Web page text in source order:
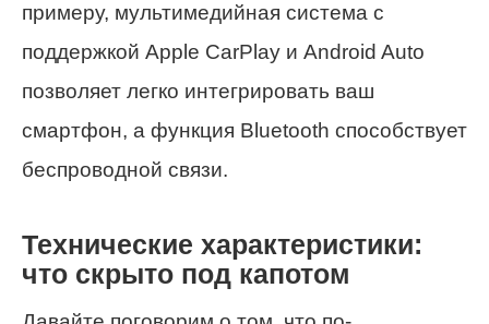
примеру, мультимедийная система с
поддержкой Apple CarPlay и Android Auto
позволяет легко интегрировать ваш
смартфон, а функция Bluetooth способствует
беспроводной связи.
Технические характеристики:
что скрыто под капотом